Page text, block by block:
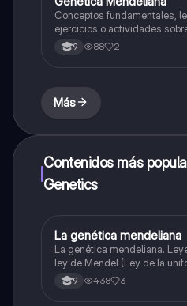
Conceptos fundamentales,
ejercicios o actividades
9 88 2
Más
Contenidos más
Genetics
Biologia
La genética mendeliana
La genética mendeliana.
ley de Mendel (Ley de la
Mendel (Ley de la segregación) Ejercicios
aplicación.
9 438 3